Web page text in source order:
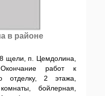
в районе
щели, п. Цемдолина,
работ к
отделку, 2 этажа,
бойлерная,